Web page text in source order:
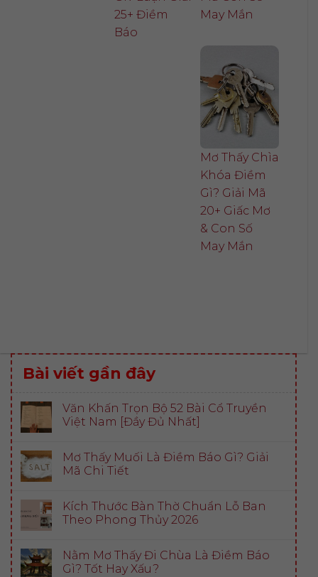
25+ Điềm
Báo
May Mắn
Mơ Thấy Chìa
Khóa Điềm
Gì? Giải Mã
20+ Giấc Mơ
& Con Số
May Mắn
Bài viết gần đây
Văn Khấn Trọn Bộ 52 Bài Cổ Truyền
Việt Nam [Đầy Đủ Nhất]
Mơ Thấy Muối Là Điềm Báo Gì? Giải
Mã Chi Tiết
Kích Thước Bàn Thờ Chuẩn Lỗ Ban
Theo Phong Thủy 2026
Nằm Mơ Thấy Đi Chùa Là Điềm Báo
Gì? Tốt Hay Xấu?